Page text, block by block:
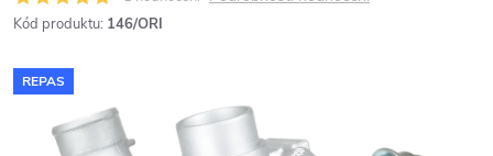
Kód produktu: 146/ORI
REPAS